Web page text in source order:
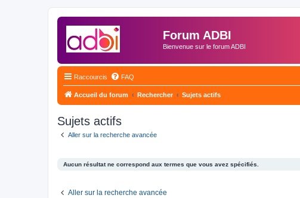
Forum ADBI
Bienvenue sur le forum ADBI
Raccourcis FAQ
Accueil du forum Rechercher Sujets actifs
Sujets actifs
Aller sur la recherche avancée
Aucun résultat ne correspond aux termes que vous avez spécifiés.
Aller sur la recherche avancée